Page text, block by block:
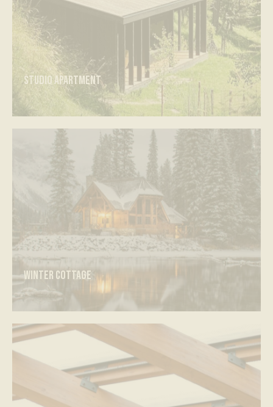
Studio apartment
Winter cottage